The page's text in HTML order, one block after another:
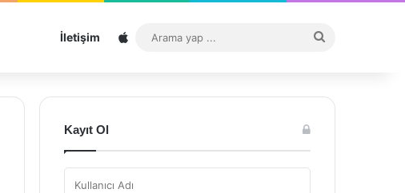
İletişim Sitemap
...
Kayıt Ol